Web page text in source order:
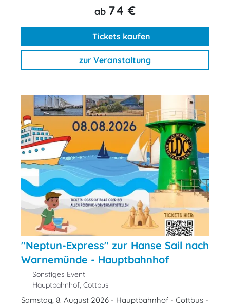
ab 74 €
Tickets kaufen
zur Veranstaltung
"Neptun-Express" zur Hanse Sail nach
Warnemünde - Hauptbahnhof
Sonstiges Event
Hauptbahnhof, Cottbus
Samstag, 8. August 2026 - Hauptbahnhof - Cottbus -